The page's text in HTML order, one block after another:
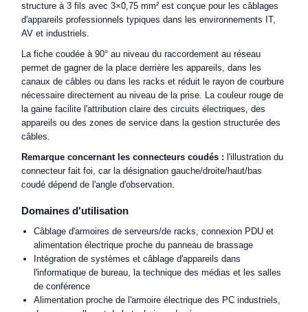
structure à 3 fils avec 3×0,75 mm² est conçue pour les câblages
d'appareils professionnels typiques dans les environnements IT,
AV et industriels.
La fiche coudée à 90° au niveau du raccordement au réseau
permet de gagner de la place derrière les appareils, dans les
canaux de câbles ou dans les racks et réduit le rayon de courbure
nécessaire directement au niveau de la prise. La couleur rouge de
la gaine facilite l'attribution claire des circuits électriques, des
appareils ou des zones de service dans la gestion structurée des
câbles.
Remarque concernant les connecteurs coudés : l'illustration du
connecteur fait foi, car la désignation gauche/droite/haut/bas
coudé dépend de l'angle d'observation.
Domaines d'utilisation
Câblage d'armoires de serveurs/de racks, connexion PDU et
alimentation électrique proche du panneau de brassage
Intégration de systèmes et câblage d'appareils dans
l'informatique de bureau, la technique des médias et les salles
de conférence
Alimentation proche de l'armoire électrique des PC industriels,